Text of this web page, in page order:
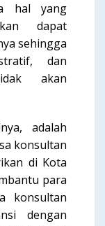
hal yang
dapat
sehingga
dan
akan
adalah
konsultan
di Kota
para
konsultan
dengan